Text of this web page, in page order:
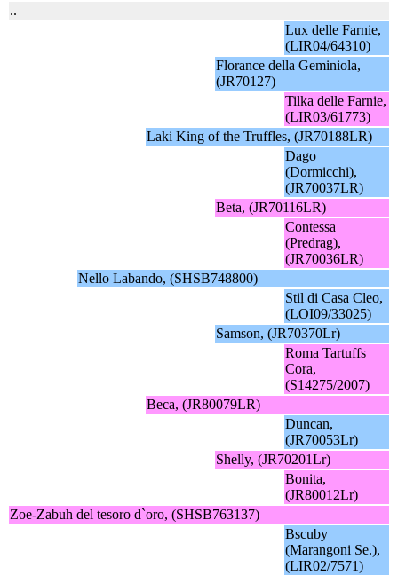
..
Lux delle Farnie,
(LIR04/64310)
Florance della Geminiola,
(JR70127)
Tilka delle Farnie,
(LIR03/61773)
Laki King of the Truffles, (JR70188LR)
Dago
(Dormicchi),
(JR70037LR)
Beta, (JR70116LR)
Contessa
(Predrag),
(JR70036LR)
Nello Labando, (SHSB748800)
Stil di Casa Cleo,
(LOI09/33025)
Samson, (JR70370Lr)
Roma Tartuffs
Cora,
(S14275/2007)
Beca, (JR80079LR)
Duncan,
(JR70053Lr)
Shelly, (JR70201Lr)
Bonita,
(JR80012Lr)
Zoe-Zabuh del tesoro d`oro, (SHSB763137)
Bscuby
(Marangoni Se.),
(LIR02/7571)